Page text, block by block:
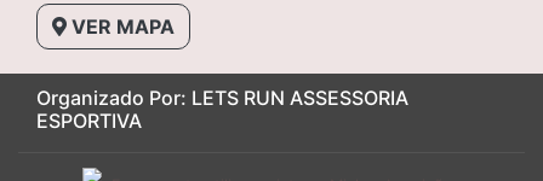
VER MAPA
Organizado Por: LETS RUN ASSESSORIA
ESPORTIVA